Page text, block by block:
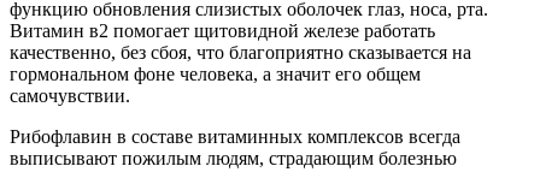
функцию обновления слизистых оболочек глаз, носа, рта.
Витамин в2 помогает щитовидной железе работать
качественно, без сбоя, что благоприятно сказывается на
гормональном фоне человека, а значит его общем
самочувствии.
Рибофлавин в составе витаминных комплексов всегда
выписывают пожилым людям, страдающим болезнью